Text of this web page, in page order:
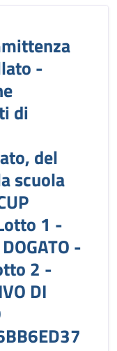
-
di
del
scuola
1 -
-
2 -
DI